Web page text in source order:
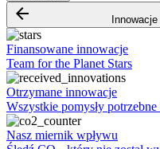
arrow_backward Innowacje
Finansowane innowacje
Team for the Planet Stars
Otrzymane innowacje
Wszystkie pomysły potrzebne
Nasz miernik wpływu